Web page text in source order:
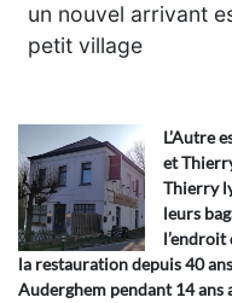
un nouvel arrivant
petit village
L’Autre
et
Thierry
leurs
l’endroit
la restauration depuis 40
Auderghem pendant 14 ans